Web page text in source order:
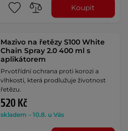
Koupit
Mazivo na řetězy S100 White
Chain Spray 2.0 400 ml s
aplikátorem
Prvotřídní ochrana proti korozi a
vlhkosti, která prodlužuje životnost
řetězu.
520 Kč
skladem – 10.8. u Vás